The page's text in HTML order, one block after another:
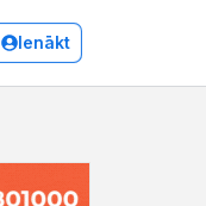
Ienākt